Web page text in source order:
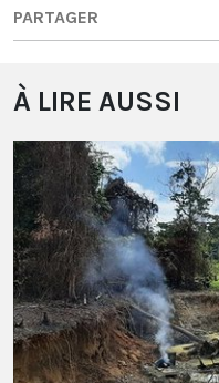
PARTAGER
À LIRE AUSSI